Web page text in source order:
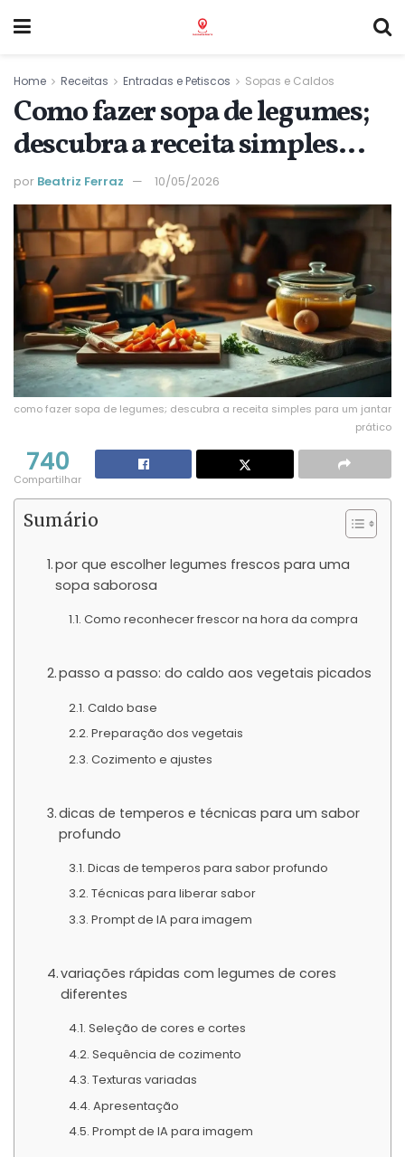
Home Receitas Entradas e Petiscos Sopas e Caldos
Como fazer sopa de legumes;
descubra a receita simples
para um jantar prático
por Beatriz Ferraz 10/05/2026
como fazer sopa de legumes; descubra a receita simples para um jantar
prático
740
Compartilhar
Sumário
por que escolher legumes frescos para uma
sopa saborosa
Como reconhecer frescor na hora da compra
passo a passo: do caldo aos vegetais picados
Caldo base
Preparação dos vegetais
Cozimento e ajustes
dicas de temperos e técnicas para um sabor
profundo
Dicas de temperos para sabor profundo
Técnicas para liberar sabor
Prompt de IA para imagem
variações rápidas com legumes de cores
diferentes
Seleção de cores e cortes
Sequência de cozimento
Texturas variadas
Apresentação
Prompt de IA para imagem